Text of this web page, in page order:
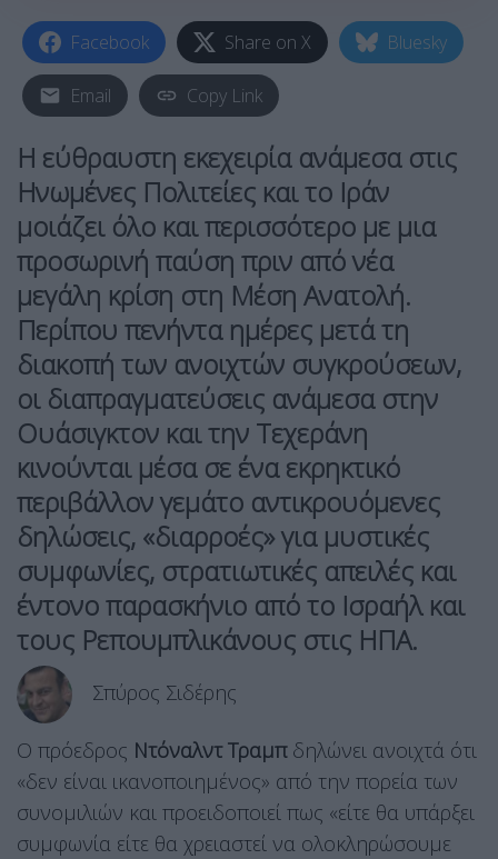
Facebook Share on X Bluesky
Email Copy Link
Η εύθραυστη εκεχειρία ανάμεσα στις
Ηνωμένες Πολιτείες και το Ιράν
μοιάζει όλο και περισσότερο με μια
προσωρινή παύση πριν από νέα
μεγάλη κρίση στη Μέση Ανατολή.
Περίπου πενήντα ημέρες μετά τη
διακοπή των ανοιχτών συγκρούσεων,
οι διαπραγματεύσεις ανάμεσα στην
Ουάσιγκτον και την Τεχεράνη
κινούνται μέσα σε ένα εκρηκτικό
περιβάλλον γεμάτο αντικρουόμενες
δηλώσεις, «διαρροές» για μυστικές
συμφωνίες, στρατιωτικές απειλές και
έντονο παρασκήνιο από το Ισραήλκαι
τους Ρεπουμπλικάνους στις ΗΠΑ.
Σπύρος Σιδέρης
Ο πρόεδρος Ντόναλντ Τραμπδηλώνει ανοιχτά ότι
«δεν είναι ικανοποιημένος» από την πορεία των
συνομιλιών και προειδοποιεί πως «είτε θα υπάρξει
συμφωνία είτε θα χρειαστεί να ολοκληρώσουμε